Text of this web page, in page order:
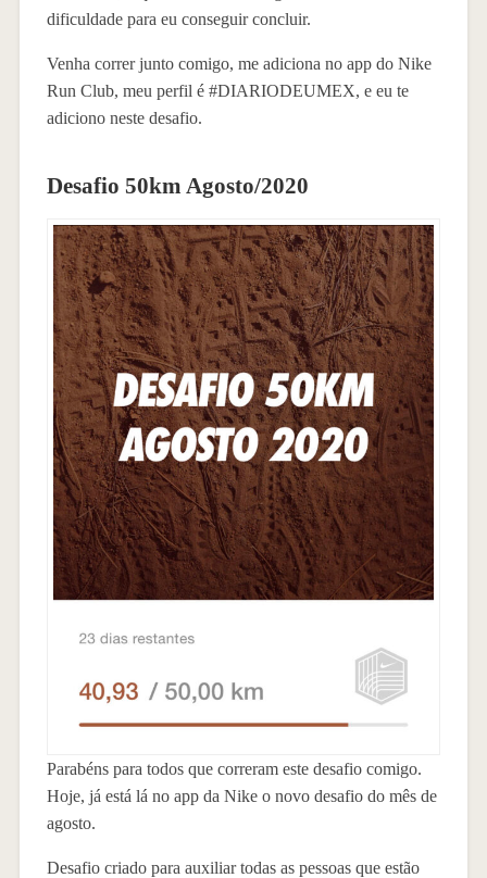
dificuldade para eu conseguir concluir.
Venha correr junto comigo, me adiciona no app do Nike
Run Club, meu perfil é #DIARIODEUMEX, e eu te
adiciono neste desafio.
Desafio 50km Agosto/2020
Parabéns para todos que correram este desafio comigo.
Hoje, já está lá no app da Nike o novo desafio do mês de
agosto.
Desafio criado para auxiliar todas as pessoas que estão